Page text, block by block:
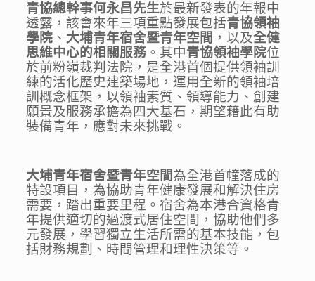
青協總幹事何永昌先生於最新發表的年報中
透露，該會來年三項重點發展包括青協領袖
學院 、 大埔青年宿舍暨青年空間 ，以及全健
思維中心的相關服務 。其中青協領袖學院位
於前粉嶺裁判法院，是全港首個提供領袖訓
練的活化歷史建築場地，運用全新的領袖培
訓概念框架，以領袖素質、領導能力、創建
願景及服務承擔為四大基石，期望藉此有助
裝備青年，應對未來挑戰。
大埔青年宿舍暨青年空間為全港首幢落成的
特設項目，為協助青年健康發展和解決住房
需要，踏出重要里程。宿舍為本港合資格青
年提供適切的過渡式居住空間，協助他們多
元發展，學習獨立生活所需的基本技能，包
括財務規劃、時間管理和理性決策等。